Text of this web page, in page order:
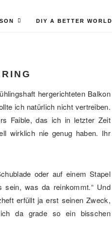
DIY A BETTER WORLD
hergerichteten Balkon
ich natürlich nicht vertreiben.
Faible, das ich in letzter Zeit
wirklich nie genug haben. Ihr
oder auf einem Stapel
was da reinkommt.“ Und
erfüllt ja erst seinen Zweck,
da grade so ein bisschen